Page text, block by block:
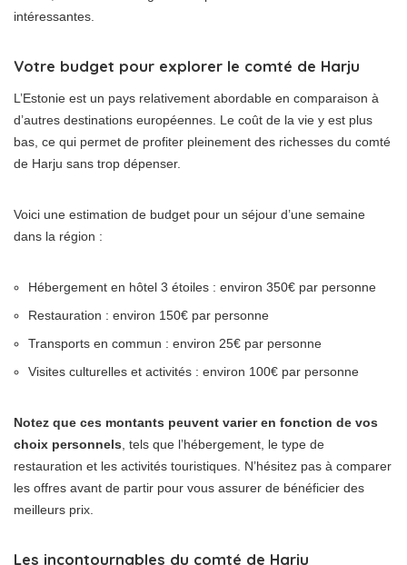
intéressantes.
Votre budget pour explorer le comté de Harju
L’Estonie est un pays relativement abordable en comparaison à
d’autres destinations européennes. Le coût de la vie y est plus
bas, ce qui permet de profiter pleinement des richesses du comté
de Harju sans trop dépenser.
Voici une estimation de budget pour un séjour d’une semaine
dans la région :
Hébergement en hôtel 3 étoiles : environ 350€ par personne
Restauration : environ 150€ par personne
Transports en commun : environ 25€ par personne
Visites culturelles et activités : environ 100€ par personne
Notez que ces montants peuvent varier en fonction de vos
choix personnels , tels que l’hébergement, le type de
restauration et les activités touristiques. N’hésitez pas à comparer
les offres avant de partir pour vous assurer de bénéficier des
meilleurs prix.
Les incontournables du comté de Harju